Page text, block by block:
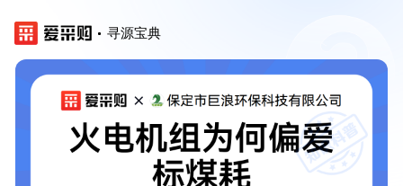
寻源宝典